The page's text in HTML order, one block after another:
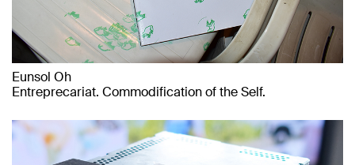
Eunsol Oh
Entreprecariat. Commodification of the Self.